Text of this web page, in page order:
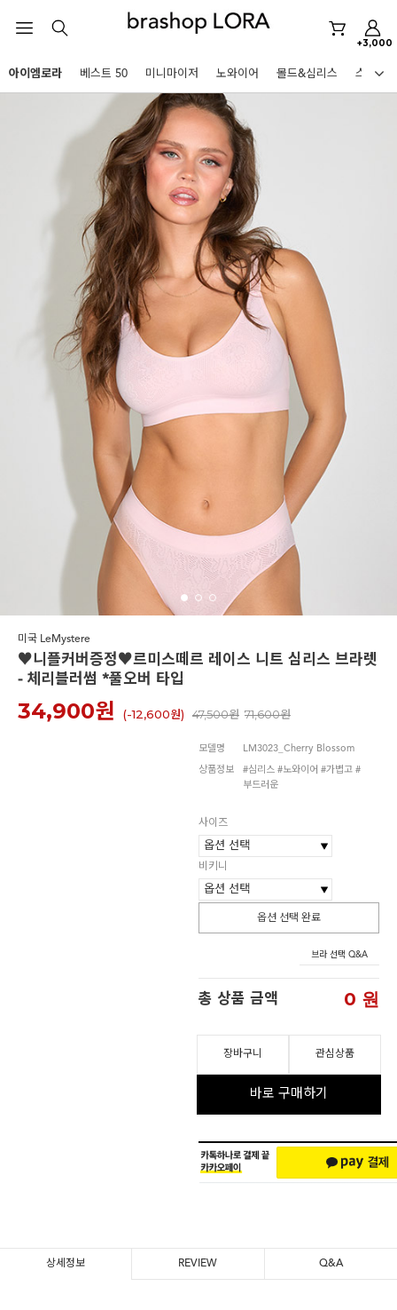
+3,000
HOT KEYWORDS
아이엠로라
노와이어
르미스떼르
미니마이저
아이엠로라
스포츠브라
노와이어
르미스떼르
아이엠로라
노와이어
BEST
아니타스포츠 파르페 스트랩리스
아이엠로라 베스트 50 미니마이저 노와이어 몰드&심리스 스포츠
미국 LeMystere
♥니플커버증정♥르미스떼르 레이스 니트 심리스 브라렛
- 체리블러썸 *풀오버 타입
34,900원 (-12,600원) 47,500원 71,600원
모델명 LM3023_Cherry Blossom
상품정보
#심리스 #노와이어 #가볍고 #
부드러운
사이즈
비키니
옵션 선택 완료
브라 선택 Q&A
총 상품 금액 0 원
장바구니 관심상품
바로 구매하기
상세정보 REVIEW Q&A